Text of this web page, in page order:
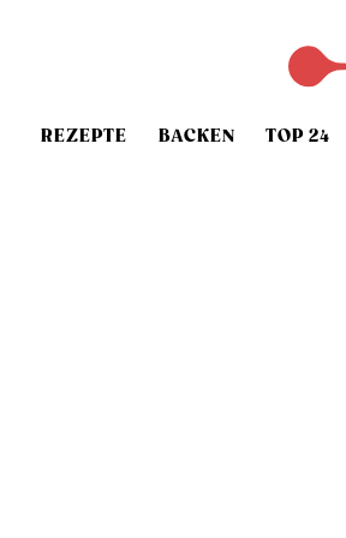
REZEPTE BACKEN TOP 24